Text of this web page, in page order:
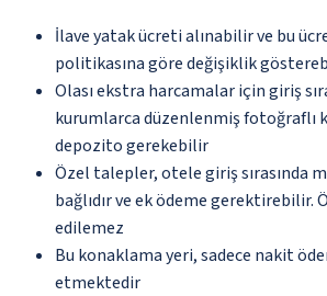
İlave yatak ücreti alınabilir ve bu
politikasına göre değişiklik
Olası ekstra harcamalar için giriş
kurumlarca düzenlenmiş fotoğraflı
depozito gerekebilir
Özel talepler, otele giriş sırasında
bağlıdır ve ek ödeme
edilemez
Bu konaklama yeri, sadece nakit
etmektedir